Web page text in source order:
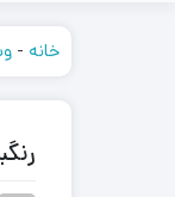
خانه -